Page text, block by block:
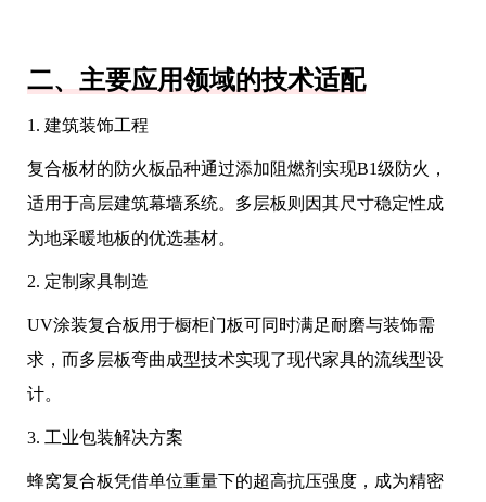
二、主要应用领域的技术适配
1. 建筑装饰工程
复合板材的防火板品种通过添加阻燃剂实现B1级防火，
适用于高层建筑幕墙系统。多层板则因其尺寸稳定性成
为地采暖地板的优选基材。
2. 定制家具制造
UV涂装复合板用于橱柜门板可同时满足耐磨与装饰需
求，而多层板弯曲成型技术实现了现代家具的流线型设
计。
3. 工业包装解决方案
蜂窝复合板凭借单位重量下的超高抗压强度，成为精密